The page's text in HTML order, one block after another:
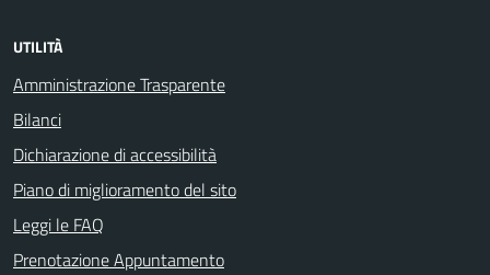
UTILITÀ
Amministrazione Trasparente
Bilanci
Dichiarazione di accessibilità
Piano di miglioramento del sito
Leggi le FAQ
Prenotazione Appuntamento